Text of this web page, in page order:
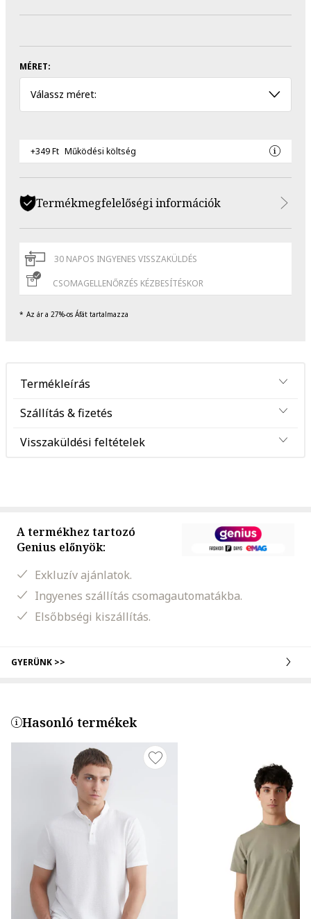
MÉRET:
Válassz méret:
+349 Ft Működési költség
Termékmegfelelőségi információk
30 NAPOS INGYENES VISSZAKÜLDÉS
CSOMAGELLENŐRZÉS KÉZBESÍTÉSKOR
Az ár a 27%-os Áfát tartalmazza
Termékleírás
Szállítás & fizetés
Visszaküldési feltételek
A termékhez tartozó
Genius előnyök:
Exkluzív ajánlatok.
Ingyenes szállítás csomagautomatákba.
Elsőbbségi kiszállítás.
GYERÜNK >>
Hasonló termékek